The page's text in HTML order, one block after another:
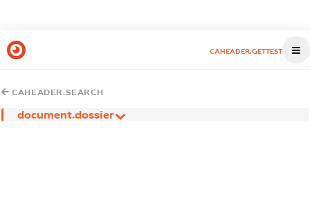
CAHEADER.GETTEST
CAHEADER.SEARCH
document.dossier